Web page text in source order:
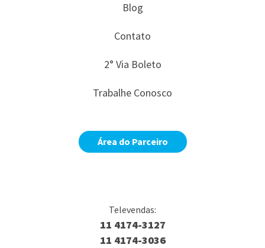
Blog
Contato
2° Via Boleto
Trabalhe Conosco
Área do Parceiro
Televendas:
11 4174-3127
11 4174-3036